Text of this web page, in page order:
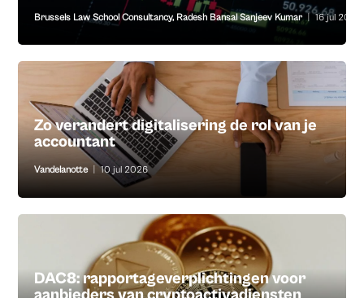
Brussels Law School Consultancy, Radesh Bansal Sanjeev Kumar | 16 jul 2026
Zo verandert digitalisering de rol van je
accountant
Vandelanotte 10 jul 2026
DAC8: rapportageverplichtingen voor